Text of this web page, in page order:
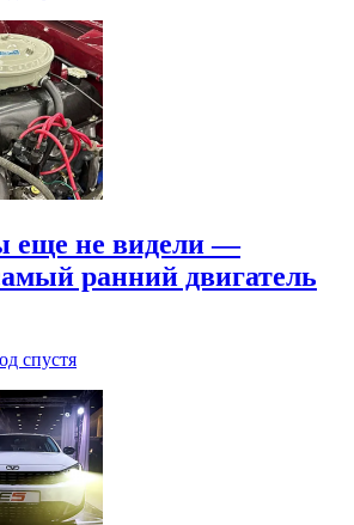
еще не видели —
ранний двигатель
спустя